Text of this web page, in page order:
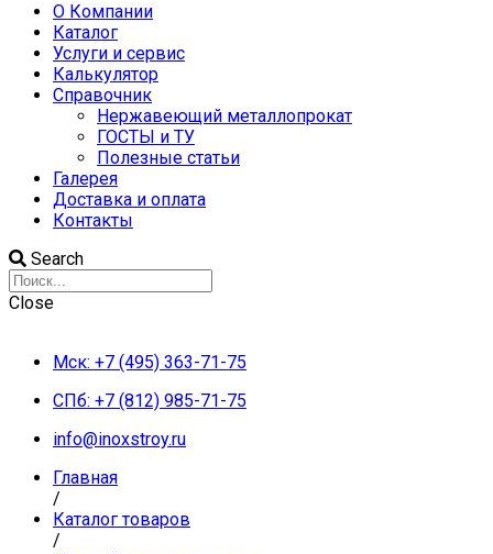
О Компании
Каталог
Услуги и сервис
Калькулятор
Справочник
Нержавеющий металлопрокат
ГОСТЫ и ТУ
Полезные статьи
Галерея
Доставка и оплата
Контакты
Search
Close
Мск: +7 (495) 363-71-75
СПб: +7 (812) 985-71-75
info@inoxstroy.ru
Главная
/
Каталог товаров
/